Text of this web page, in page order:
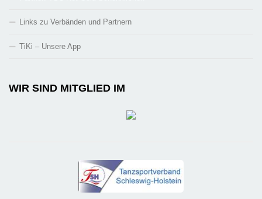
Links zu Verbänden und Partnern
TiKi – Unsere App
WIR SIND MITGLIED IM